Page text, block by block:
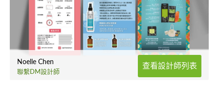
Noelle Chen
聯繫DM設計師
查看設計師列表